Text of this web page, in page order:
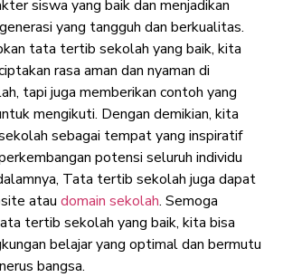
siswa yang baik dan menjadikan
yang tangguh dan berkualitas.
tata tertib sekolah yang baik, kita
rasa aman dan nyaman di
tapi juga memberikan contoh yang
mengikuti. Dengan demikian, kita
sebagai tempat yang inspiratif
potensi seluruh individu
Tata tertib sekolah juga dapat
atau domain sekolah. Semoga
tertib sekolah yang baik, kita bisa
belajar yang optimal dan bermutu
bangsa.